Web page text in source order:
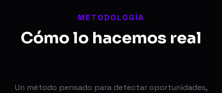
METODOLOGÍA
Cómo lo hacemos real
Un método pensado para detectar oportunidades,